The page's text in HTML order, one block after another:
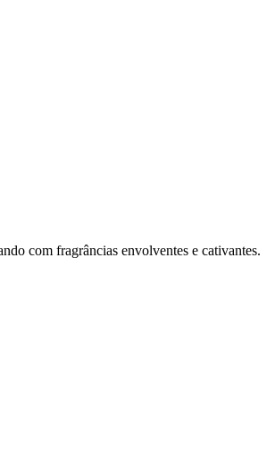
com fragrâncias envolventes e cativantes.